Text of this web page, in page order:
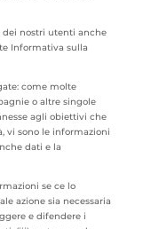
nostri utenti anche
Informativa sulla
come molte
o altre singole
agli obiettivi che
vi sono le informazioni
dati e la
se ce lo
azione sia necessaria
e difendere i